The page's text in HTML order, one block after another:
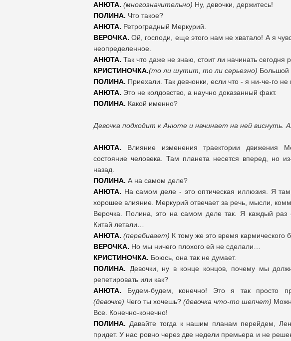
АНЮТА. (многозначительно) Ну, девочки, держитесь!
ПОЛИНА. Что такое?
АНЮТА. Ретроградный Меркурий.
ВЕРОЧКА. Ой, господи, еще этого нам не хватало! А я
неопределенное.
АНЮТА. Так что даже не знаю, стоит ли начинать сегодня
КРИСТИНОЧКА.(то ли шутит, то ли серьезно) Большой
ПОЛИНА. Приехали. Так девчонки, если что - я ни-че-го
АНЮТА. Это не колдовство, а научно доказанный факт.
ПОЛИНА. Какой именно?
Девочка подходит к Анюте и начинает на ней виснуть.
АНЮТА. Влияние изменения траектории движения
состояние человека. Там планета несется вперед, но
назад.
ПОЛИНА. А на самом деле?
АНЮТА. На самом деле - это оптическая иллюзия. Я
хорошее влияние. Меркурий отвечает за речь, мысли,
Верочка. Полина, это на самом деле так. Я каждый
Китай летали…
АНЮТА. (перебивает) К тому же это время
ВЕРОЧКА. Но мы ничего плохого ей не сделали…
КРИСТИНОЧКА. Боюсь, она так не думает.
ПОЛИНА. Девочки, ну в конце концов, почему мы
репетировать или как?
АНЮТА. Будем-будем, конечно! Это я так просто
(девочке) Чего ты хочешь? (девочка что-то шепчет)
Все. Конечно-конечно!
ПОЛИНА. Давайте тогда к нашим планам перейдем,
придет. У нас ровно через две недели премьера и не